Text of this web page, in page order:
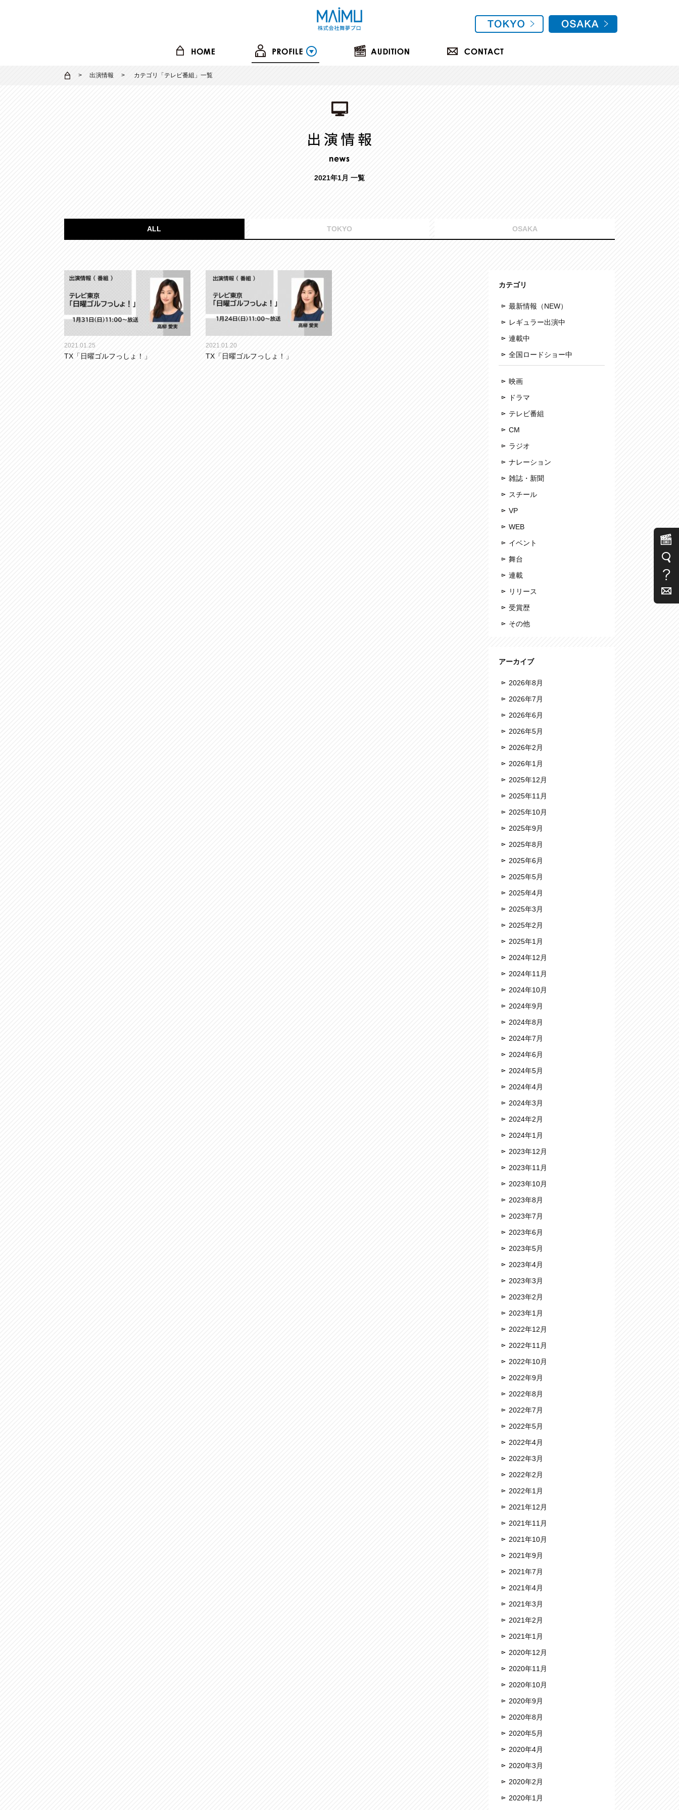
出演情報 カテゴリ「 テレビ番組 」一覧
2021年1月 一覧
ALL TOKYO OSAKA
2021.01.25
TX「日曜ゴルフっしょ！」
2021.01.20
TX「日曜ゴルフっしょ！」
カテゴリ
最新情報（NEW）
レギュラー出演中
連載中
全国ロードショー中
映画
ドラマ
テレビ番組
CM
ラジオ
ナレーション
雑誌・新聞
スチール
VP
WEB
イベント
舞台
連載
リリース
受賞歴
その他
アーカイブ
2026年8月
2026年7月
2026年6月
2026年5月
2026年2月
2026年1月
2025年12月
2025年11月
2025年10月
2025年9月
2025年8月
2025年6月
2025年5月
2025年4月
2025年3月
2025年2月
2025年1月
2024年12月
2024年11月
2024年10月
2024年9月
2024年8月
2024年7月
2024年6月
2024年5月
2024年4月
2024年3月
2024年2月
2024年1月
2023年12月
2023年11月
2023年10月
2023年8月
2023年7月
2023年6月
2023年5月
2023年4月
2023年3月
2023年2月
2023年1月
2022年12月
2022年11月
2022年10月
2022年9月
2022年8月
2022年7月
2022年5月
2022年4月
2022年3月
2022年2月
2022年1月
2021年12月
2021年11月
2021年10月
2021年9月
2021年7月
2021年4月
2021年3月
2021年2月
2021年1月
2020年12月
2020年11月
2020年10月
2020年9月
2020年8月
2020年5月
2020年4月
2020年3月
2020年2月
2020年1月